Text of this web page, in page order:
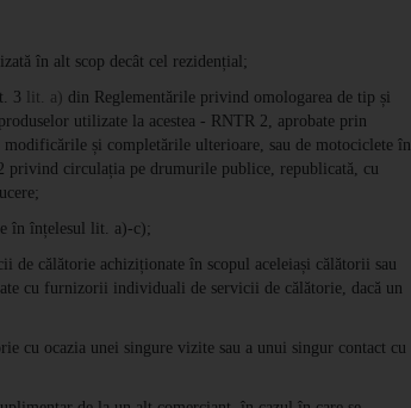
în alt scop decât cel rezidențial;
3 lit. a) din Reglementările privind omologarea de tip și
utilizate la acestea - RNTR 2, aprobate prin
modificările și completările ulterioare, sau de motociclete în
privind circulația pe drumurile publice, republicată, cu
în înțelesul lit. a)-c);
de călătorie achiziționate în scopul aceleiași călătorii sau
cu furnizorii individuali de servicii de călătorie, dacă un
cu ocazia unei singure vizite sau a unui singur contact cu